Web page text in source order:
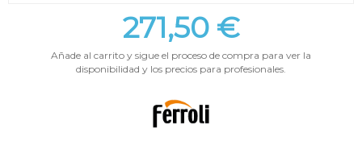
271,50 €
Añade al carrito y sigue el proceso de compra para ver la
disponibilidad y los precios para profesionales.